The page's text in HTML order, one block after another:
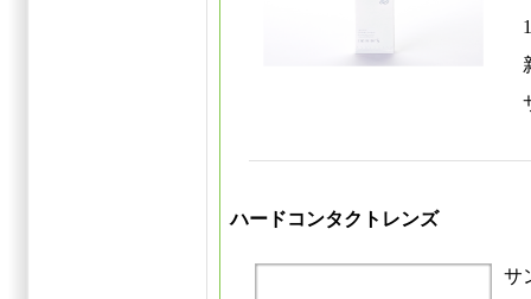
1
ハードコンタクトレンズ
サ